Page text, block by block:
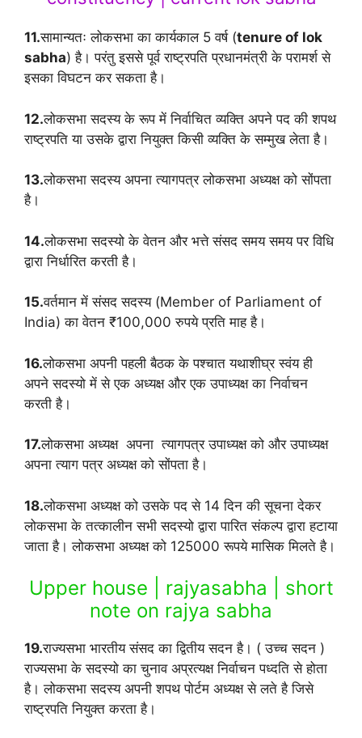
11.सामान्यतः लोकसभा का कार्यकाल 5 वर्ष (tenure of lok
sabha) है। परंतु इससे पूर्व राष्ट्रपति प्रधानमंत्री के परामर्श से
इसका विघटन कर सकता है।
12.लोकसभा सदस्य के रूप में निर्वाचित व्यक्ति अपने पद की शपथ
राष्ट्रपति या उसके द्वारा नियुक्त किसी व्यक्ति के सम्मुख लेता है।
13.लोकसभा सदस्य अपना त्यागपत्र लोकसभा अध्यक्ष को सोंपता
है।
14.लोकसभा सदस्यो के वेतन और भत्ते संसद समय समय पर विधि
द्वारा निर्धारित करती है।
15.वर्तमान में संसद सदस्य (Member of Parliament of
India) का वेतन ₹100,000 रुपये प्रति माह है।
16.लोकसभा अपनी पहली बैठक के पश्चात यथाशीघ्र स्वंय ही
अपने सदस्यो में से एक अध्यक्ष और एक उपाध्यक्ष का निर्वाचन
करती है।
17.लोकसभा अध्यक्ष अपना त्यागपत्र उपाध्यक्ष को और उपाध्यक्ष
अपना त्याग पत्र अध्यक्ष को सोंपता है।
18.लोकसभा अध्यक्ष को उसके पद से 14 दिन की सूचना देकर
लोकसभा के तत्कालीन सभी सदस्यो द्वारा पारित संकल्प द्वारा हटाया
जाता है। लोकसभा अध्यक्ष को 125000 रूपये मासिक मिलते है।
Upper house | rajyasabha | short
note on rajya sabha
19.राज्यसभा भारतीय संसद का द्वितीय सदन है। ( उच्च सदन )
राज्यसभा के सदस्यो का चुनाव अप्रत्यक्ष निर्वाचन पध्दति से होता
है। लोकसभा सदस्य अपनी शपथ पोर्टम अध्यक्ष से लते है जिसे
राष्ट्रपति नियुक्त करता है।